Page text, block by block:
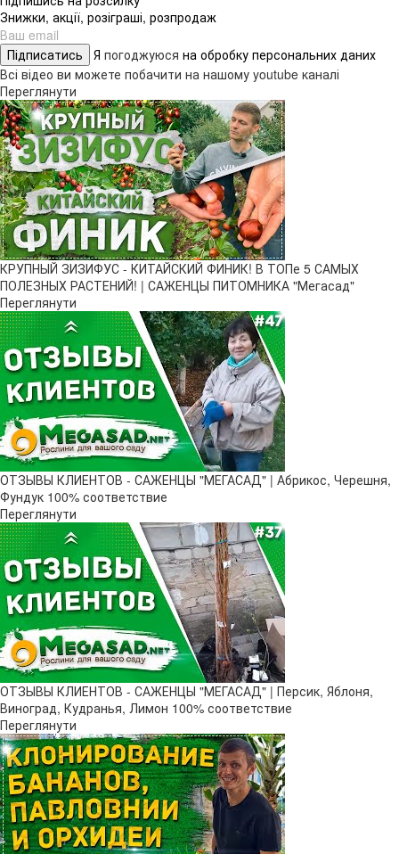
Знижки, акції, розіграші, розпродаж
Підписатись Я погоджуюся на обробку персональних даних
Всі відео ви можете побачити на нашому youtube каналі
Переглянути
КРУПНЫЙ ЗИЗИФУС - КИТАЙСКИЙ ФИНИК! В ТОПе 5 САМЫХ
ПОЛЕЗНЫХ РАСТЕНИЙ! | САЖЕНЦЫ ПИТОМНИКА "Мегасад"
Переглянути
ОТЗЫВЫ КЛИЕНТОВ - САЖЕНЦЫ "МЕГАСАД" | Абрикос, Черешня,
Фундук 100% соответствие
Переглянути
ОТЗЫВЫ КЛИЕНТОВ - САЖЕНЦЫ "МЕГАСАД" | Персик, Яблоня,
Виноград, Кудранья, Лимон 100% соответствие
Переглянути